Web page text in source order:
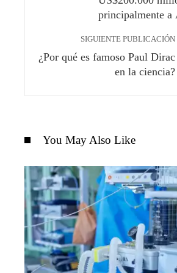
principalmente a
SIGUIENTE PUBLICACIÓN
¿Por qué es famoso Paul Dirac
en la ciencia?
You May Also Like